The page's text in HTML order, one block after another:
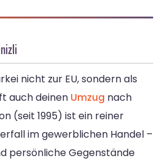
nicht zur EU, sondern als
auch deinen Umzug nach
(seit 1995) ist ein reiner
im gewerblichen Handel –
persönliche Gegenstände